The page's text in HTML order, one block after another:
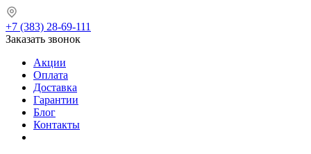
+7 (383) 28-69-111
Заказать звонок
Акции
Оплата
Доставка
Гарантии
Блог
Контакты